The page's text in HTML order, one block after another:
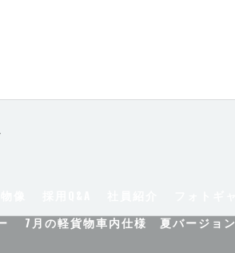
7月の軽貨物車内仕様 夏バージョン